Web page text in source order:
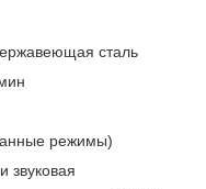
сталь
режимы)
звуковая